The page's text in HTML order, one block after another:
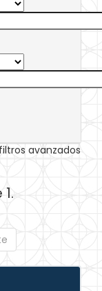
avanzados